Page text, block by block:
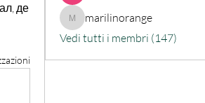
де
marilinorange
marilinorange
Vedi tutti i membri (147)